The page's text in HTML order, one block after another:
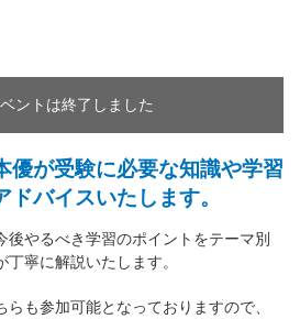
ントは終了しました
優が受験に必要な知識や学習
バイスいたします。
後やるべき学習のポイントをテーマ別
寧に解説いたします。
も参加可能となっておりますので、